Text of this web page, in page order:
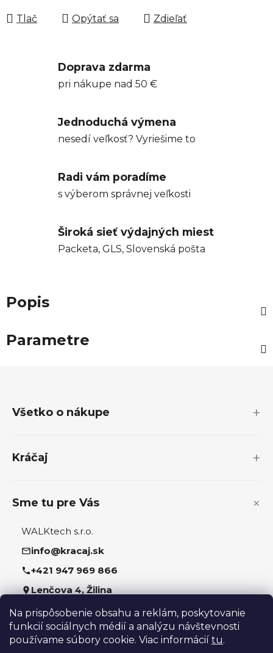
Na prispôsobenie obsahu a reklám, poskytovanie
funkcií sociálnych médií a analýzu návštevnosti
používame súbory cookie. Viac informácií tu.
Tlač Opýtať sa Zdieľať
Doprava zdarma
pri nákupe nad 50 €
Jednoduchá výmena
nesedí veľkosť? Vyriešime to
Radi vám poradíme
s výberom správnej veľkosti
Široká sieť výdajných miest
Packeta, GLS, Slovenská pošta
Popis
Parametre
Všetko o nákupe
Kráčaj
Sme tu pre Vás
WALKtech s.r.o.
info@kracaj.sk
+421 947 969 866
Lenčova 4, Žilina
Sledujte nás